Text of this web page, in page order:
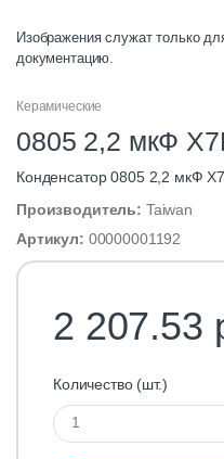
Изображения служат только
документацию.
Керамические
0805 2,2 мкФ
Конденсатор 0805 2,2 мкФ
Производитель: Taiwan
Артикул: 00000001192
2 207.53
Количество (шт.)